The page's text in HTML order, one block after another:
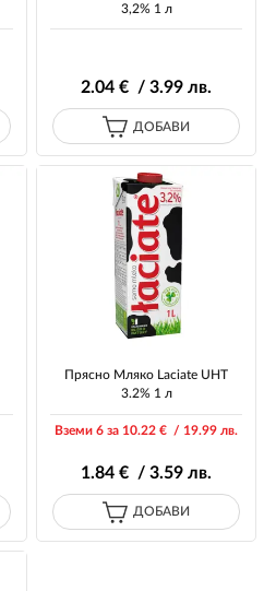
3,2% 1 л
2.04 € / 3.99 лв.
ДОБАВИ
Прясно Мляко Laciate UHT
3.2% 1 л
Вземи 6 за 10.22 € / 19.99 лв.
1.84 € / 3.59 лв.
ДОБАВИ